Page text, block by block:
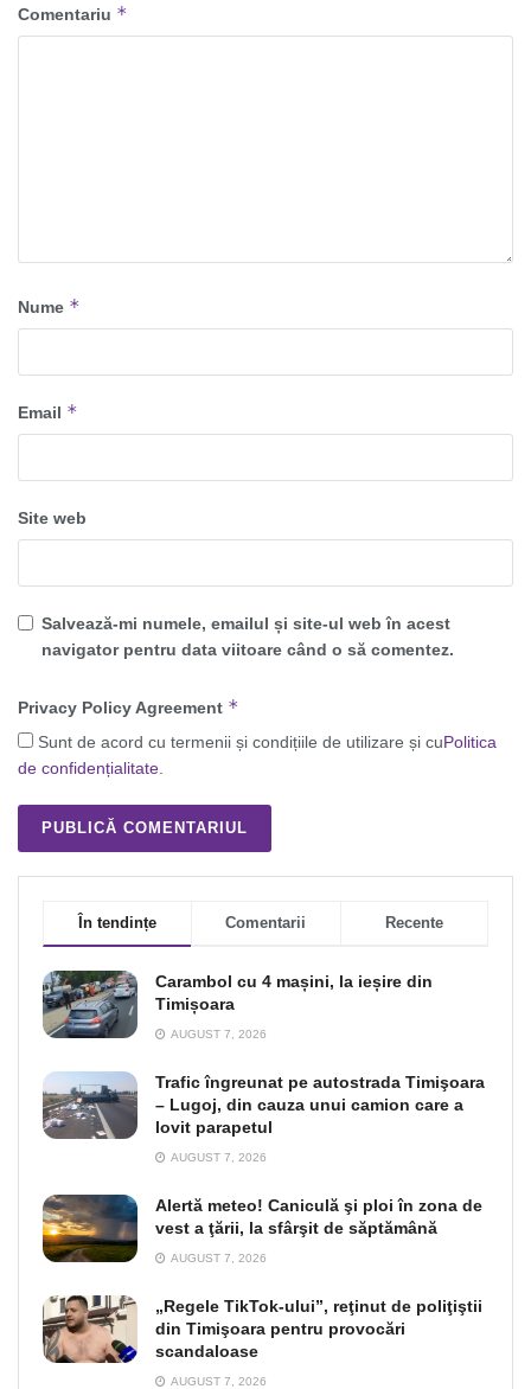
Comentariu *
Nume *
Email *
Site web
Salvează-mi numele, emailul și site-ul web în acest
navigator pentru data viitoare când o să comentez.
Privacy Policy Agreement *
Sunt de acord cu termenii și condițiile de utilizare și cuPolitica
de confidențialitate
În tendințe Comentarii Recente
Carambol cu 4 mașini, la ieșire din
Timișoara
AUGUST 7, 2026
Trafic îngreunat pe autostrada Timişoara
– Lugoj, din cauza unui camion care a
lovit parapetul
AUGUST 7, 2026
Alertă meteo! Caniculă şi ploi în zona de
vest a ţării, la sfârşit de săptămână
AUGUST 7, 2026
„Regele TikTok-ului”, reţinut de poliţiştii
din Timişoara pentru provocări
scandaloase
AUGUST 7, 2026